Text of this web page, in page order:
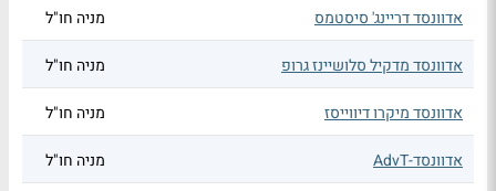
אדוונסד דריינג' סיסטמס מניה חו"ל
אדוונסד מדקיל סלושיינז גרופ מניה חו"ל
אדוונסד מיקרו דיווייסז מניה חו"ל
אדוונסד-AdvT מניה חו"ל